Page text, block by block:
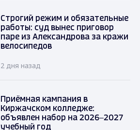
Строгий режим и обязательные
работы: суд вынес приговор
паре из Александрова за кражи
велосипедов
2 дня назад
Приёмная кампания в
Киржачском колледже:
объявлен набор на 2026–2027
учебный год